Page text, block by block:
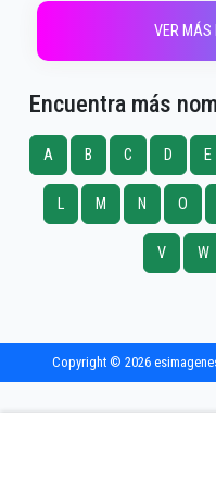
VER MÁS
Encuentra más
A B C D E
L M N O
V W
Copyright © 2026